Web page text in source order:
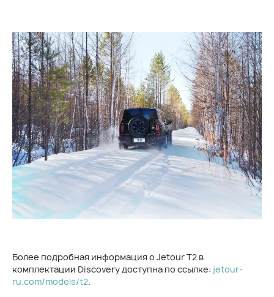
Более подробная информация о Jetour T2 в
комплектации Discovery доступна по ссылке: jetour-
ru.com/models/t2.